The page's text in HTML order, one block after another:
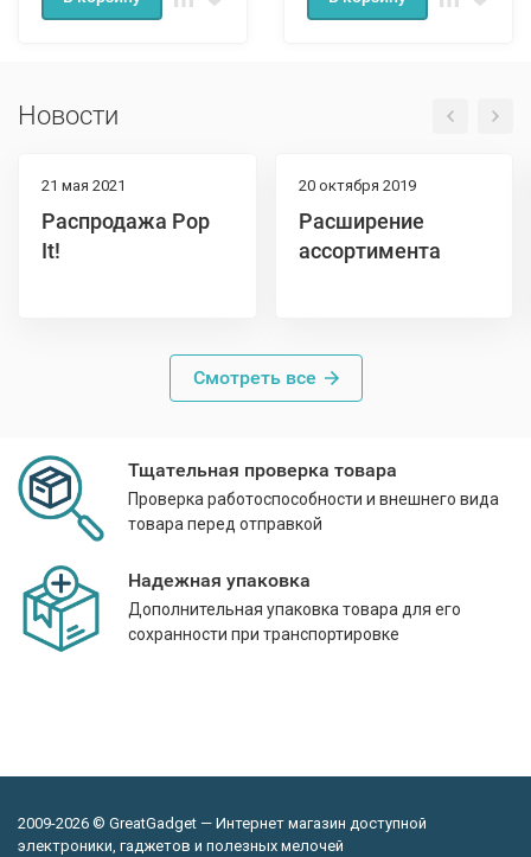
Новости
21 мая 2021
Распродажа Pop
It!
20 октября 2019
Расширение
ассортимента
Смотреть все
Тщательная проверка товара
Проверка работоспособности и внешнего вида
товара перед отправкой
Надежная упаковка
Дополнительная упаковка товара для его
сохранности при транспортировке
2009-2026 © GreatGadget — Интернет магазин доступной
электроники, гаджетов и полезных мелочей